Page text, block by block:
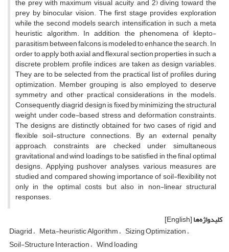
the prey with maximum visual acuity, and 2) diving toward the
prey by binocular vision. The first stage provides exploration
while the second models search intensification in such a meta
heuristic algorithm. In addition, the phenomena of klepto-
parasitism between falcons is modeled to enhance the search. In
order to apply both axial and flexural section properties in such a
discrete problem, profile indices are taken as design variables.
They are to be selected from the practical list of profiles during
optimization. Member grouping is also employed to deserve
symmetry and other practical considerations in the models.
Consequently, diagrid design is fixed by minimizing the structural
weight under code-based stress and deformation constraints.
The designs are distinctly obtained for two cases of rigid and
flexible soil-structure connections. By an external penalty
approach, constraints are checked under simultaneous
gravitational and wind loadings to be satisfied in the final optimal
designs. Applying pushover analyses, various measures are
studied and compared showing importance of soil-flexibility not
only in the optimal costs but also in non-linear structural
responses.
کلیدواژه‌ها[English]
Diagrid Meta-heuristic Algorithm Sizing Optimization
Soil-Structure Interaction Wind loading